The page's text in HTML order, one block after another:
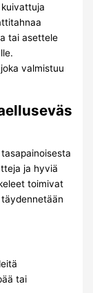
tai asettele
valmistuu
ja hyviä
toimivat
tai